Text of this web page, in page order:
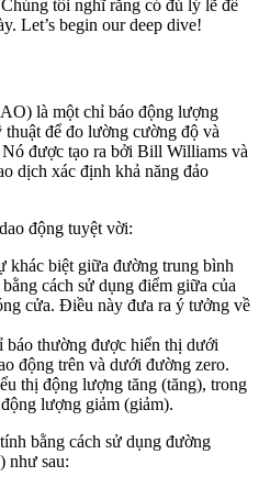
tôi nghĩ rằng có đủ lý lẽ để
Let’s begin our deep dive!
là một chỉ báo động lượng
để đo lường cường độ và
được tạo ra bởi Bill Williams và
dịch xác định khả năng đảo
động tuyệt vời:
khác biệt giữa đường trung bình
cách sử dụng điểm giữa của
cửa. Điều này đưa ra ý tưởng về
báo thường được hiển thị dưới
động trên và dưới đường zero.
thị động lượng tăng (tăng), trong
lượng giảm (giảm).
bằng cách sử dụng đường
như sau: